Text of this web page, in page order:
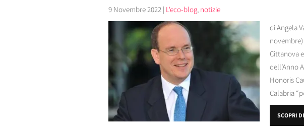
9 Novembre 2022 | L'eco-blog, notizie
di Angela
Cittanova
dell’Anno
Honoris
Calabria
SCOPRI